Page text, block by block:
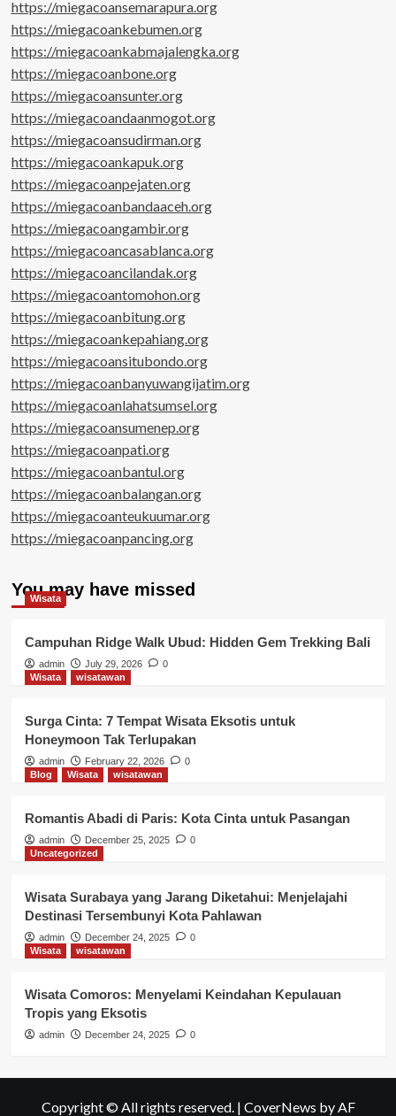
https://miegacoansemarapura.org
https://miegacoankebumen.org
https://miegacoankabmajalengka.org
https://miegacoanbone.org
https://miegacoansunter.org
https://miegacoandaanmogot.org
https://miegacoansudirman.org
https://miegacoankapuk.org
https://miegacoanpejaten.org
https://miegacoanbandaaceh.org
https://miegacoangambir.org
https://miegacoancasablanca.org
https://miegacoancilandak.org
https://miegacoantomohon.org
https://miegacoanbitung.org
https://miegacoankepahiang.org
https://miegacoansitubondo.org
https://miegacoanbanyuwangijatim.org
https://miegacoanlahatsumsel.org
https://miegacoansumenep.org
https://miegacoanpati.org
https://miegacoanbantul.org
https://miegacoanbalangan.org
https://miegacoanteukuumar.org
https://miegacoanpancing.org
You may have missed
Wisata
Campuhan Ridge Walk Ubud: Hidden Gem Trekking Bali
admin July 29, 2026
0
Wisata
wisatawan
Surga Cinta: 7 Tempat Wisata Eksotis untuk
Honeymoon Tak Terlupakan
admin February 22, 2026
0
Blog
Wisata wisatawan
Romantis Abadi di Paris: Kota Cinta untuk Pasangan
admin December 25, 2025
0
Uncategorized
Wisata Surabaya yang Jarang Diketahui: Menjelajahi
Destinasi Tersembunyi Kota Pahlawan
admin December 24, 2025
0
Wisata
wisatawan
Wisata Comoros: Menyelami Keindahan Kepulauan
Tropis yang Eksotis
admin December 24, 2025 0
Copyright © All rights reserved. | CoverNews by AF